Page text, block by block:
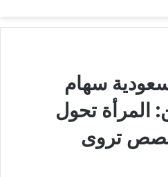
سهام
المرأة تحول
تروى